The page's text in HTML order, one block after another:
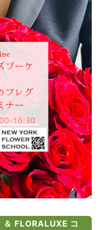
＆ FLORALUXE コ